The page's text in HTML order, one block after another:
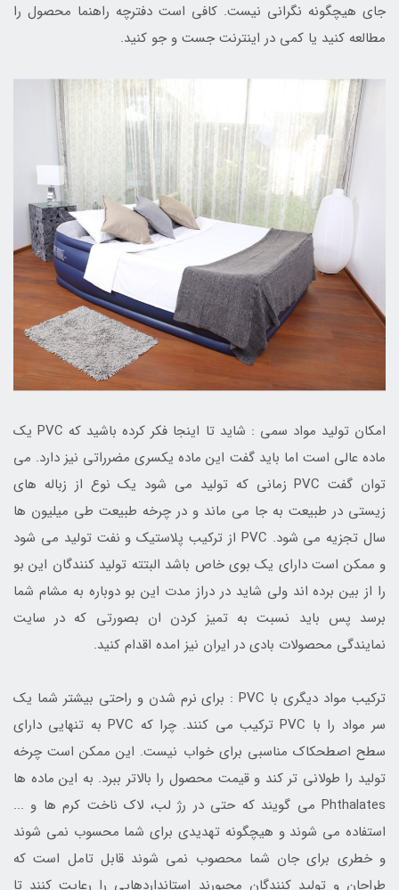
جای هیچگونه نگرانی نیست. کافی است دفترچه راهنما محصول را
مطالعه کنید یا کمی در اینترنت جست و جو کنید.
امکان تولید مواد سمی : شاید تا اینجا فکر کرده باشید که PVC یک
ماده عالی است اما باید گفت این ماده یکسری مضرراتی نیز دارد. می
توان گفت PVC زمانی که تولید می شود یک نوع از زباله های
زیستی در طبیعت به جا می ماند و در چرخه طبیعت طی میلیون ها
سال تجزیه می شود. PVC از ترکیب پلاستیک و نفت تولید می شود
و ممکن است دارای یک بوی خاص باشد البتته تولید کنندگان این بو
را از بین برده اند ولی شاید در دراز مدت این بو دوباره به مشام شما
برسد پس باید نسبت به تمیز کردن ان بصورتی که در سایت
نمایندگی محصولات بادی در ایران نیز امده اقدام کنید.
ترکیب مواد دیگری با PVC : برای نرم شدن و راحتی بیشتر شما یک
سر مواد را با PVC ترکیب می کنند. چرا که PVC به تنهایی دارای
سطح اصطحکاک مناسبی برای خواب نیست. این ممکن است چرخه
تولید را طولانی تر کند و قیمت محصول را بالاتر ببرد. به این ماده ها
Phthalates می گویند که حتی در رژ لب، لاک ناخت کرم ها و ...
استفاده می شوند و هیچگونه تهدیدی برای شما محسوب نمی شوند
و خطری برای جان شما محصوب نمی شوند قابل تامل است که
طراحان و تولید کنندگان مجبورند استانداردهایی را رعایت کنند تا